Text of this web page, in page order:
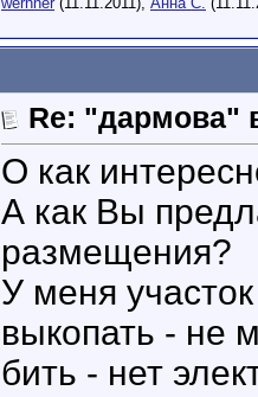
Re: "дармова"
О как
А как Вы
размещения?
У меня
выкопать - не
бить - нет